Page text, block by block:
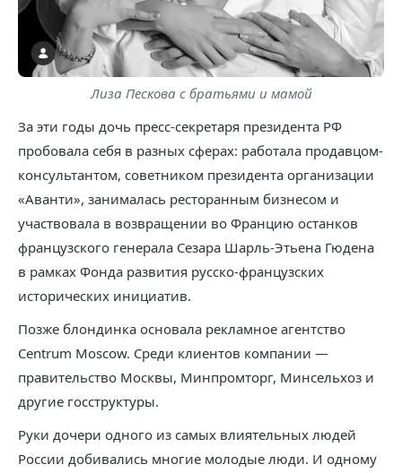
Лиза Пескова с братьями и мамой
За эти годы дочь пресс-секретаря президента РФ
пробовала себя в разных сферах: работала продавцом-
консультантом, советником президента организации
«Аванти», занималась ресторанным бизнесом и
участвовала в возвращении во Францию останков
французского генерала Сезара Шарль-Этьена Гюдена
в рамках Фонда развития русско-французских
исторических инициатив.
Позже блондинка основала рекламное агентство
Centrum Moscow. Среди клиентов компании —
правительство Москвы, Минпромторг, Минсельхоз и
другие госструктуры.
Руки дочери одного из самых влиятельных людей
России добивались многие молодые люди. И одному